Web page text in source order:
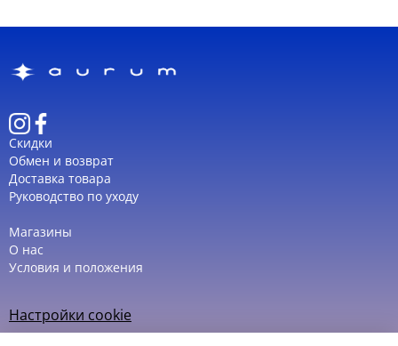
Скидки
Обмен и возврат
Доставка товара
Руководство по уходу
Магазины
О нас
Условия и положения
Настройки cookie